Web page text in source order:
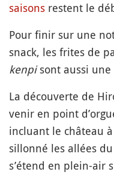
saisons restent le
Pour finir sur une
snack, les frites de
kenpisont aussi une
La découverte de
venir en point
incluant le château
sillonné les allées
s’étend en plein-air